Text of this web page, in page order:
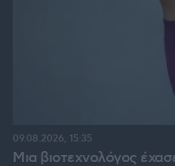
Μια βιοτεχνολόγος
09.08.2026, 15:35